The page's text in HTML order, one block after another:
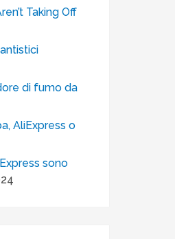
Taking Off
di fumo da
AliExpress o
sono